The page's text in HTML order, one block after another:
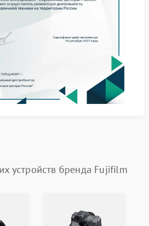
в сервис Fujifilm:
аппарата;
— объектив не наводит
(артефакты, полосы, размытие);
файлов на карту памяти
их прочитать;
элементов управления (кнопок,
в сервисном
устройства
устройств бренда Fujifilm